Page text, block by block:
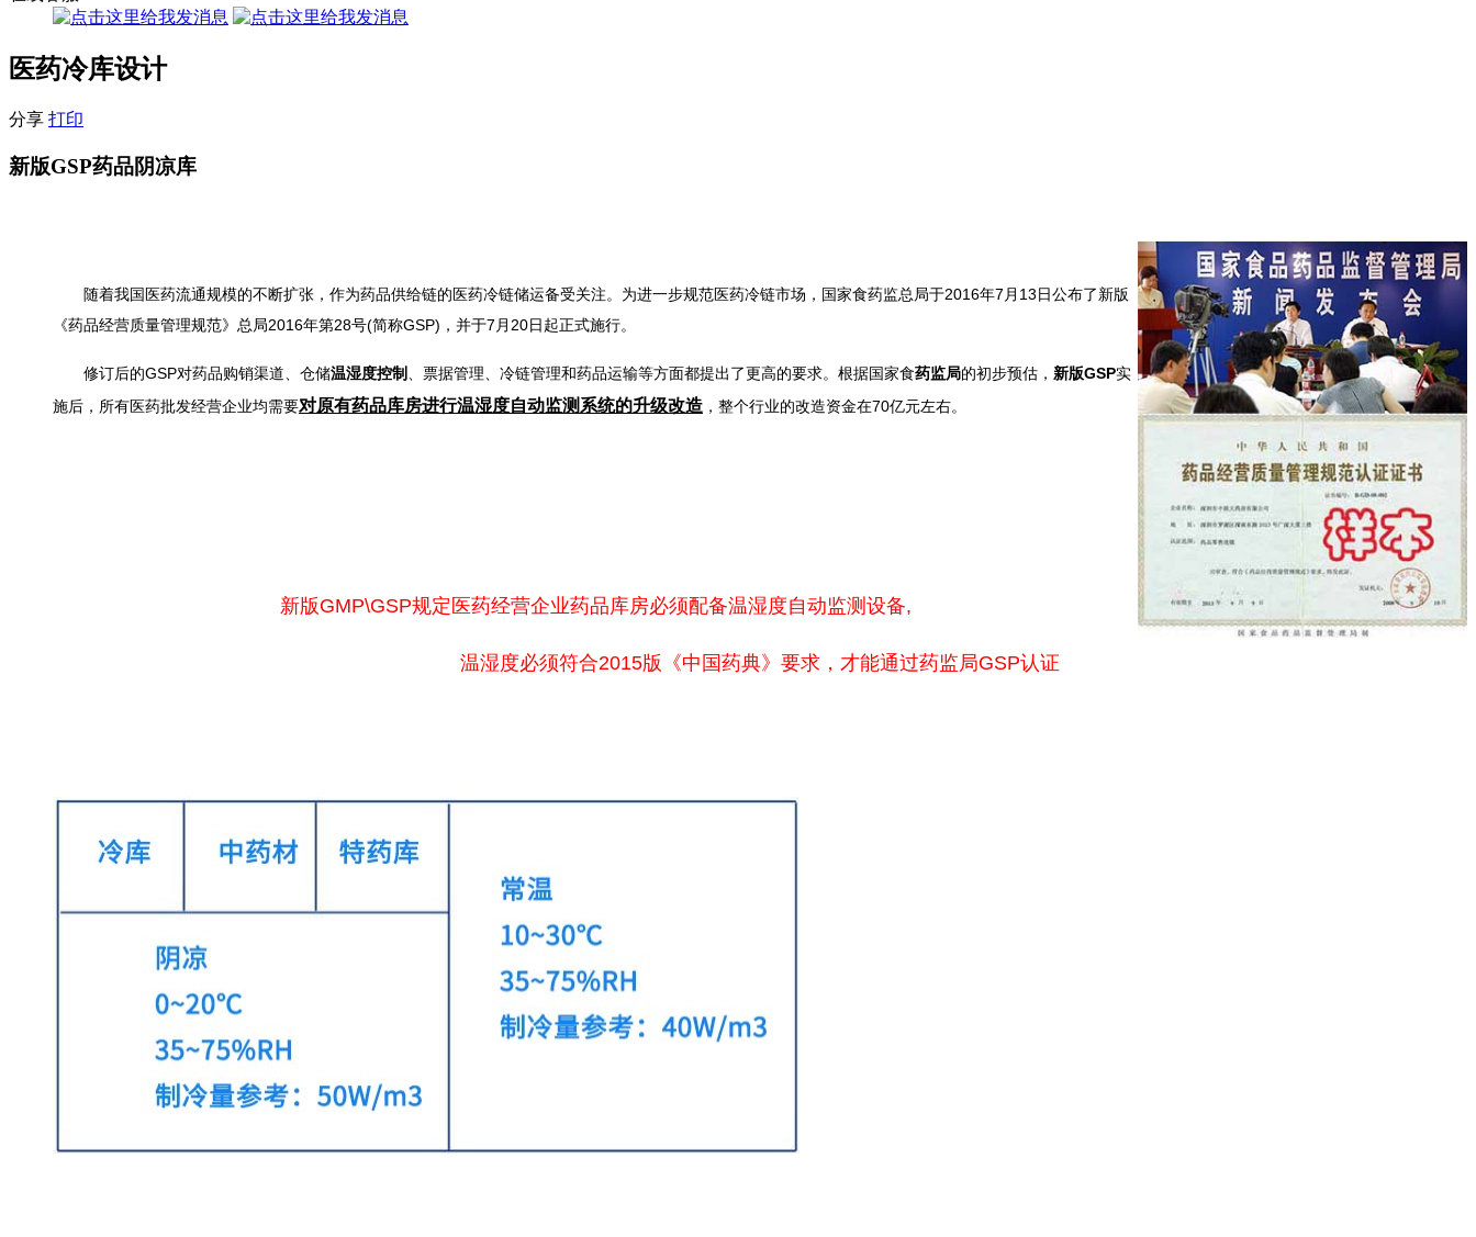
医药冷库设计
分享 打印
新版GSP药品阴凉库
随着我国医药流通规模的不断扩张，作为药品供给链的医药冷链储运备受关注。为进一步规范医药冷链市场，国家食药监总局于2016年7月13日公布了新版
《药品经营质量管理规范》总局2016年第28号(简称GSP)，并于7月20日起正式施行。
修订后的GSP对药品购销渠道、仓储温湿度控制 、票据管理、冷链管理和药品运输等方面都提出了更高的要求。根据国家食药监局的初步预估， 新版GSP实
施后，所有医药批发经营企业均需要对原有药品库房进行温湿度自动监测系统的升级改造 ，整个行业的改造资金在70亿元左右。
新版GMP\GSP规定医药经营企业药品库房必须配备温湿度自动监测设备,
温湿度必须符合2015版《中国药典》要求，才能通过药监局GSP认证